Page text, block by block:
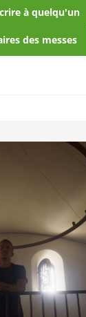
à quelqu'un
des messes